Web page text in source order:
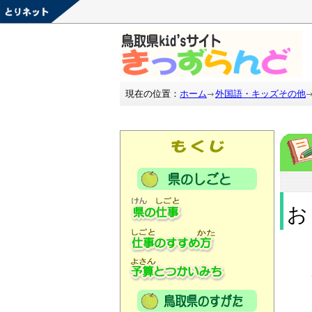
現在の位置： ホーム 外国語・キッズその他